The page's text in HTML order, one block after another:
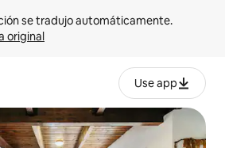
original
Use app